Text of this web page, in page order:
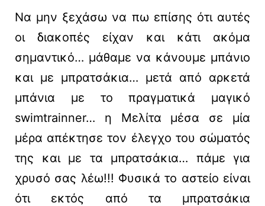
Να μην ξεχάσω να πω επίσης ότι αυτές
οι διακοπές είχαν και κάτι ακόμα
σημαντικό… μάθαμε να κάνουμε μπάνιο
και με μπρατσάκια… μετά από αρκετά
μπάνια με το πραγματικά μαγικό
swimtrainner… η Μελίτα μέσα σε μία
μέρα απέκτησε τον έλεγχο του σώματός
της και με τα μπρατσάκια… πάμε για
χρυσό σας λέω!!! Φυσικά το αστείο είναι
ότι εκτός από τα μπρατσάκια